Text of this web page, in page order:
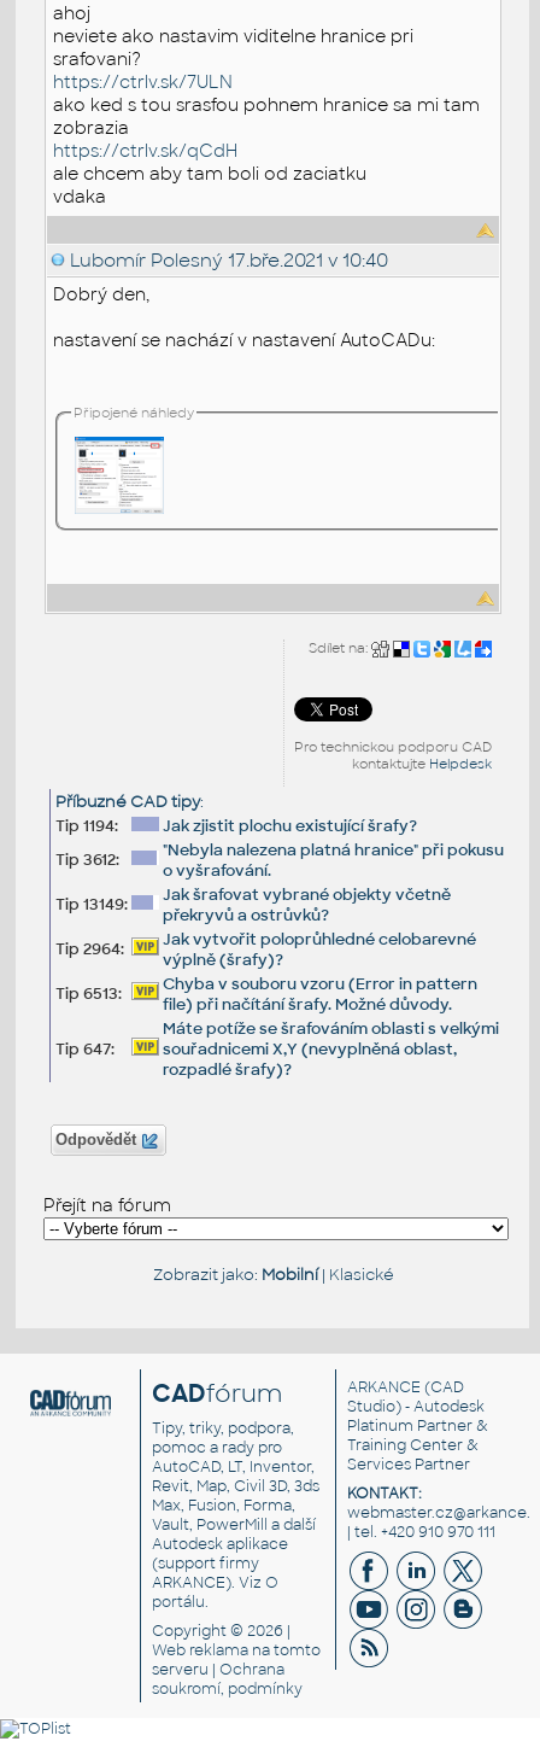
ahoj
neviete ako nastavim viditelne hranice pri
srafovani?
https://ctrlv.sk/7ULN
ako ked s tou srasfou pohnem hranice sa mi tam
zobrazia
https://ctrlv.sk/qCdH
ale chcem aby tam boli od zaciatku
vdaka
Lubomír Polesný 17.bře.2021 v 10:40
Dobrý den,
nastavení se nachází v nastavení AutoCADu:
Připojené náhledy
Sdílet na:
Pro technickou podporu CAD
kontaktujte Helpdesk
Příbuzné CAD tipy:
Tip 1194:
Jak zjistit plochu existující šrafy?
Tip 3612:
"Nebyla nalezena platná hranice" při pokusu
o vyšrafování.
Tip 13149:
Jak šrafovat vybrané objekty včetně
překryvů a ostrůvků?
Tip 2964:
Jak vytvořit poloprůhledné celobarevné
výplně (šrafy)?
Tip 6513:
Chyba v souboru vzoru (Error in pattern
file) při načítání šrafy. Možné důvody.
Tip 647:
Máte potíže se šrafováním oblasti s velkými
souřadnicemi X,Y (nevyplněná oblast,
rozpadlé šrafy)?
Odpovědět
Přejít na fórum
Zobrazit jako: Mobilní| Klasické
CADfórum
Tipy, triky, podpora,
pomoc a rady pro
AutoCAD, LT, Inventor,
Revit, Map, Civil 3D, 3ds
Max, Fusion, Forma,
Vault, PowerMill a další
Autodesk aplikace
(support firmy
ARKANCE). VizO
portálu.
Copyright © 2026 |
Web reklama na tomto
serveru |Ochrana
soukromí, podmínky
ARKANCE (CAD
Studio) - Autodesk
Platinum Partner &
Training Center &
Services Partner
KONTAKT:
| tel. +420 910 970 111